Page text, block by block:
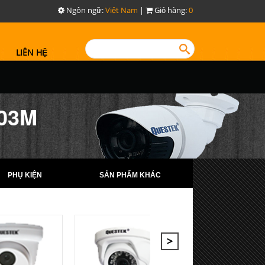
Ngôn ngữ:Việt Nam | Giỏ hàng:0
LIÊN HỆ
PHỤ KIỆN SẢN PHẨM KHÁC